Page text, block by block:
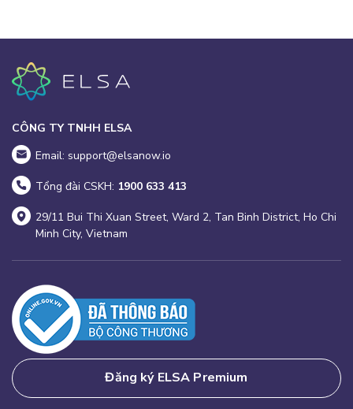
CÔNG TY TNHH ELSA
Email: support@elsanow.io
Tổng đài CSKH: 1900 633 413
29/11 Bui Thi Xuan Street, Ward 2, Tan Binh District, Ho Chi
Minh City, Vietnam
Đăng ký ELSA Premium